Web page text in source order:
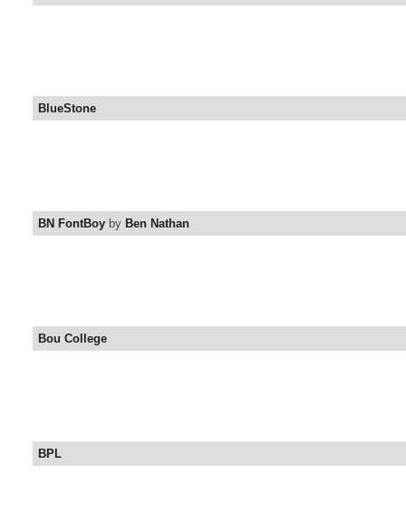
BlueStone
BN FontBoy by Ben Nathan
Bou College
BPL